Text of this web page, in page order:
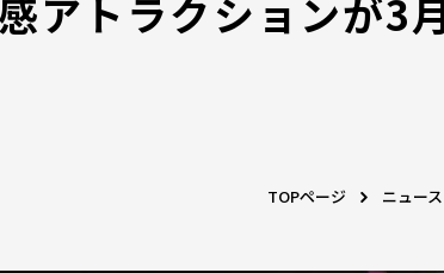
アトラクションが3
TOPページ ニュース